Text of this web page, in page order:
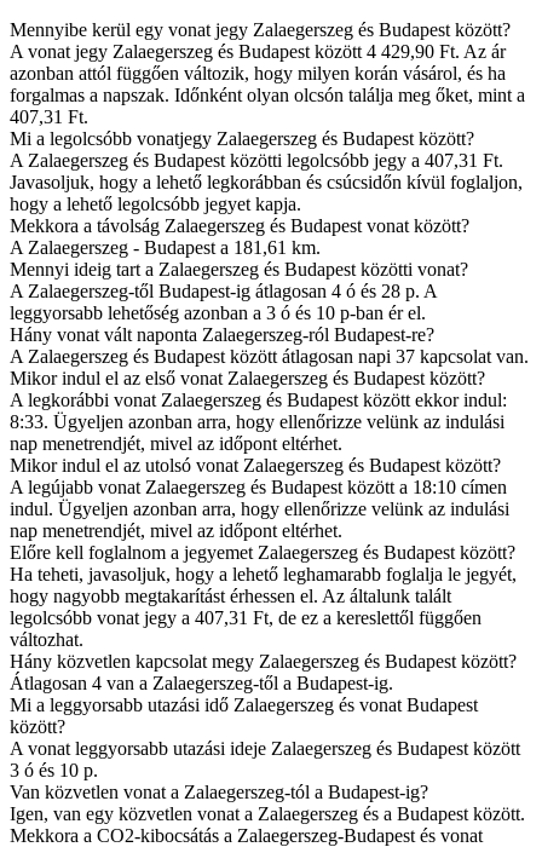
Mennyibe kerül egy vonat jegy Zalaegerszeg és Budapest között?
A vonat jegy Zalaegerszeg és Budapest között 4 429,90 Ft. Az ár
azonban attól függően változik, hogy milyen korán vásárol, és ha
forgalmas a napszak. Időnként olyan olcsón találja meg őket, mint a
407,31 Ft.
Mi a legolcsóbb vonatjegy Zalaegerszeg és Budapest között?
A Zalaegerszeg és Budapest közötti legolcsóbb jegy a 407,31 Ft.
Javasoljuk, hogy a lehető legkorábban és csúcsidőn kívül foglaljon,
hogy a lehető legolcsóbb jegyet kapja.
Mekkora a távolság Zalaegerszeg és Budapest vonat között?
A Zalaegerszeg - Budapest a 181,61 km.
Mennyi ideig tart a Zalaegerszeg és Budapest közötti vonat?
A Zalaegerszeg-től Budapest-ig átlagosan 4 ó és 28 p. A
leggyorsabb lehetőség azonban a 3 ó és 10 p-ban ér el.
Hány vonat vált naponta Zalaegerszeg-ról Budapest-re?
A Zalaegerszeg és Budapest között átlagosan napi 37 kapcsolat van.
Mikor indul el az első vonat Zalaegerszeg és Budapest között?
A legkorábbi vonat Zalaegerszeg és Budapest között ekkor indul:
8:33. Ügyeljen azonban arra, hogy ellenőrizze velünk az indulási
nap menetrendjét, mivel az időpont eltérhet.
Mikor indul el az utolsó vonat Zalaegerszeg és Budapest között?
A legújabb vonat Zalaegerszeg és Budapest között a 18:10 címen
indul. Ügyeljen azonban arra, hogy ellenőrizze velünk az indulási
nap menetrendjét, mivel az időpont eltérhet.
Előre kell foglalnom a jegyemet Zalaegerszeg és Budapest között?
Ha teheti, javasoljuk, hogy a lehető leghamarabb foglalja le jegyét,
hogy nagyobb megtakarítást érhessen el. Az általunk talált
legolcsóbb vonat jegy a 407,31 Ft, de ez a kereslettől függően
változhat.
Hány közvetlen kapcsolat megy Zalaegerszeg és Budapest között?
Átlagosan 4 van a Zalaegerszeg-től a Budapest-ig.
Mi a leggyorsabb utazási idő Zalaegerszeg és vonat Budapest
között?
A vonat leggyorsabb utazási ideje Zalaegerszeg és Budapest között
3 ó és 10 p.
Van közvetlen vonat a Zalaegerszeg-tól a Budapest-ig?
Igen, van egy közvetlen vonat a Zalaegerszeg és a Budapest között.
Mekkora a CO2-kibocsátás a Zalaegerszeg-Budapest és vonat